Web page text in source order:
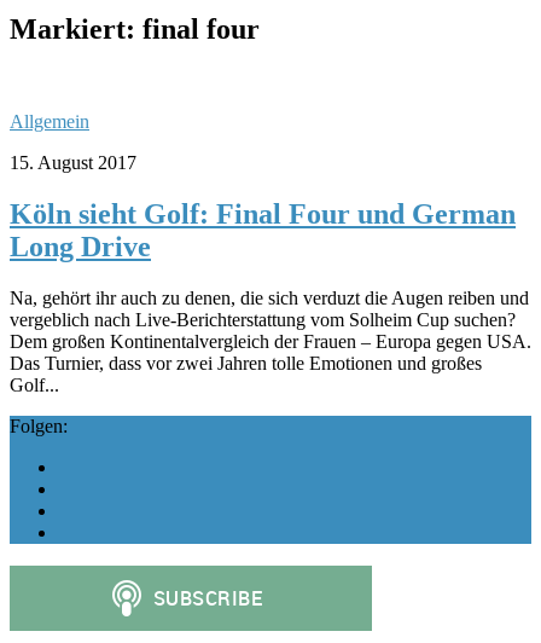
Markiert: final four
Allgemein
15. August 2017
Köln sieht Golf: Final Four und German
Long Drive
Na, gehört ihr auch zu denen, die sich verduzt die Augen reiben und
vergeblich nach Live-Berichterstattung vom Solheim Cup suchen?
Dem großen Kontinentalvergleich der Frauen – Europa gegen USA.
Das Turnier, dass vor zwei Jahren tolle Emotionen und großes
Golf...
Folgen: